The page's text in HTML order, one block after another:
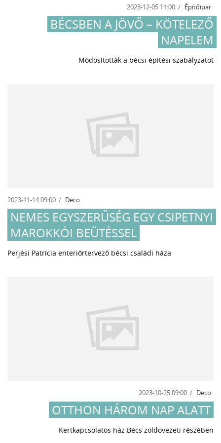
2023-12-05 11:00 Építőipar
BÉCSBEN A JÖVŐ – KÖTELEZŐ
NAPELEM
Módosították a bécsi építési szabályzatot
2023-11-14 09:00 Deco
NEMES EGYSZERŰSÉG EGY CSIPETNYI
MAROKKÓI BEÜTÉSSEL
Perjési Patrícia enteriőrtervező bécsi családi háza
2023-10-25 09:00 Deco
OTTHON HÁROM NAP ALATT
Kertkapcsolatos ház Bécs zöldövezeti részében